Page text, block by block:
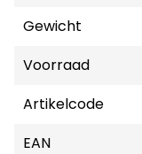
Gewicht
Voorraad
Artikelcode
EAN